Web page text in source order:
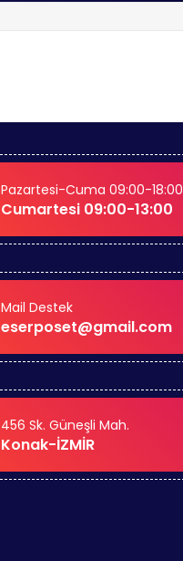
Pazartesi-Cuma 09:00-18:00
Cumartesi 09:00-13:00
Mail Destek
eserposet@gmail.com
456 Sk. Güneşli Mah.
Konak-İZMİR